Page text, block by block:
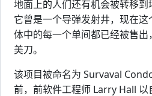
地面上的人们还有机会被转移到
它曾是一个导弹发射井，现在
体中的每一个单间都已经被售
美刀。
该项目被命名为 Survaval
前，前软件工程师 Larry Hall